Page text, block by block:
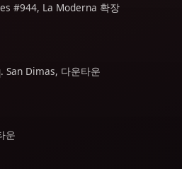
#944, La Moderna 확장
San Dimas, 다운타운
운